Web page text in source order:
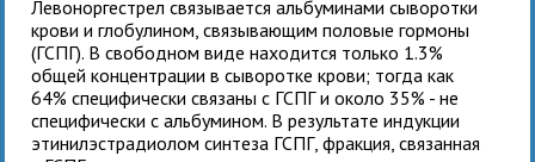
Левоноргестрел связывается альбуминами сыворотки
крови и глобулином, связывающим половые гормоны
(ГСПГ). В свободном виде находится только 1.3%
общей концентрации в сыворотке крови; тогда как
64% специфически связаны с ГСПГ и около 35% - не
специфически с альбумином. В результате индукции
этинилэстрадиолом синтеза ГСПГ, фракция, связанная